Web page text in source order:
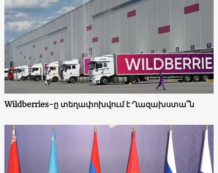
Wildberries-ը տեղափոխվում է Ղազախստա՞ն